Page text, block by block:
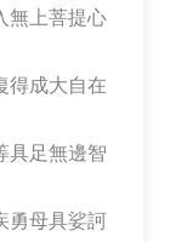
無上菩提心
得成大自在
具足無邊智
勇母具娑訶